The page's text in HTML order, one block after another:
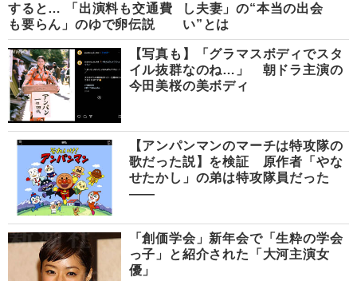
すると… 「出演料も交通費
も要らん」のゆで卵伝説
し夫妻」の“本当の出会
い”とは
【写真も】「グラマスボディでスタ
イル抜群なのね…」 朝ドラ主演の
今田美桜の美ボディ
【アンパンマンのマーチは特攻隊の
歌だった説】を検証 原作者「やな
せたかし」の弟は特攻隊員だった
――
「創価学会」新年会で「生粋の学会
っ子」と紹介された「大河主演女
優」